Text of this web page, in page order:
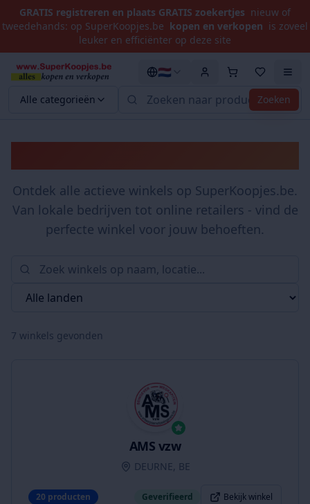
GRATIS registreren en plaats GRATIS zoekertjes nieuw of
tweedehands: op SuperKoopjes.be kopen en verkopen is zoveel
leuker en efficiënter op deze site
Alle categorieën Zoeken
🇳🇱
Ontdek alle actieve winkels op SuperKoopjes.be.
Van lokale bedrijven tot online retailers - vind de
perfecte winkel voor jouw behoeften.
7 winkels gevonden
AMS vzw
DEURNE, BE
20 producten Geverifieerd Bekijk winkel